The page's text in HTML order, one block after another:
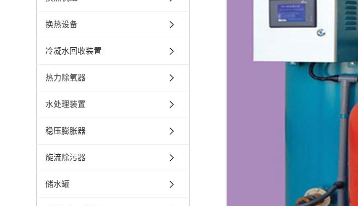
换热设备
冷凝水回收装置
热力除氧器
水处理装置
稳压膨胀器
旋流除污器
储水罐